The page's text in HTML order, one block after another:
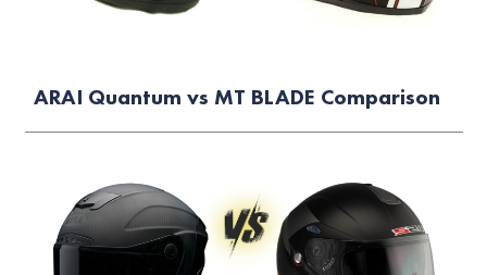
ARAI Quantum vs MT BLADE Comparison